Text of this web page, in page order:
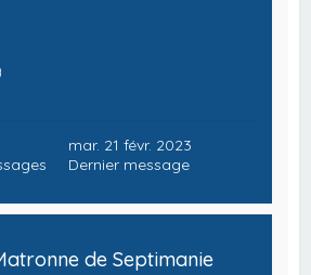
mar. 21 févr. 2023
Dernier message
de Septimanie